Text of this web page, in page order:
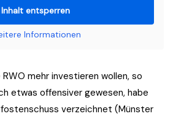
Inhalt entsperren
Informationen
mehr investieren wollen, so
etwas offensiver gewesen, habe
verzeichnet (Münster